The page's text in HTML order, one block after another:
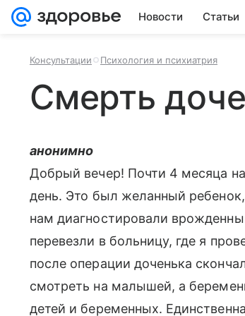
Новости Статьи
Консультации Психология и психиатрия
Смерть
анонимно
Добрый вечер! Почти 4 месяца
день. Это был желанный
нам диагностировали
перевезли в больницу, где я
после операции доченька
смотреть на малышей, а
детей и беременных.